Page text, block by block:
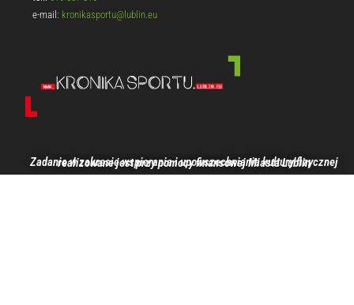
e-mail: kronikasportu@lublin.eu
Zadanie w zakresie wspierania i upowszechniania kultury fizycznej realizowane jest przy pomocy finansowej Miasta Lublin